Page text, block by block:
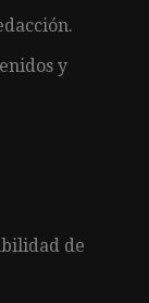
y
de